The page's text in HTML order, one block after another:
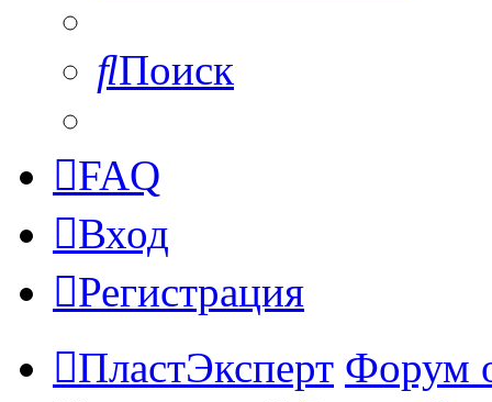
Поиск
FAQ
Вход
Регистрация
ПластЭксперт Форум